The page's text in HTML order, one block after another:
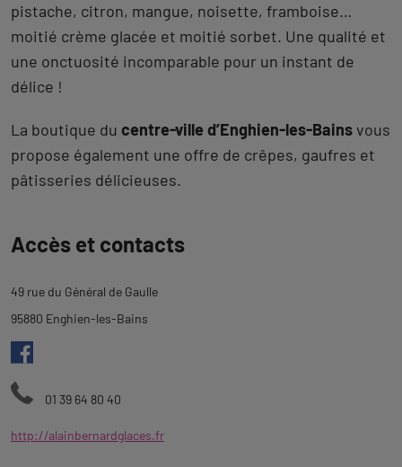
pistache, citron, mangue, noisette, framboise…
moitié crème glacée et moitié sorbet. Une qualité et
une onctuosité incomparable pour un instant de
délice !
La boutique du centre-ville d’Enghien-les-Bainsvous
propose également une offre de crêpes, gaufres et
pâtisseries délicieuses.
àAccès et contacts
49 rue du Général de Gaulle
95880 Enghien-les-Bains
01 39 64 80 40
http://alainbernardglaces.fr